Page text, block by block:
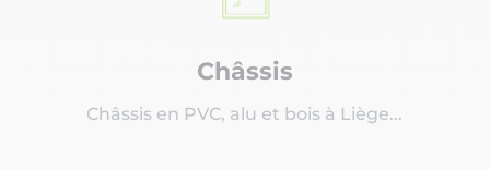
Châssis
Châssis en PVC, alu et bois à Liège...